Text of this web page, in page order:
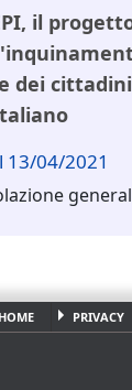
il
dei
13/04/2021
HOME PRIVACY